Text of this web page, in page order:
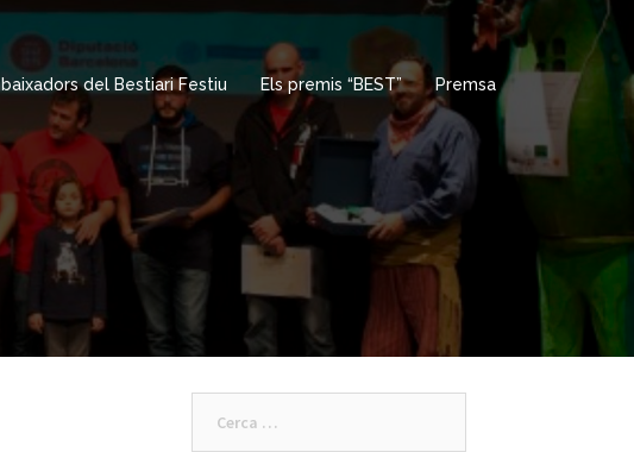
del Bestiari Festiu Els premis “BEST” Premsa